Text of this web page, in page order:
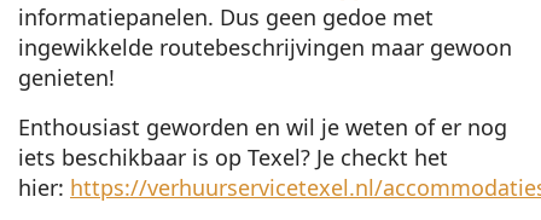
informatiepanelen. Dus geen gedoe met
ingewikkelde routebeschrijvingen maar gewoon
genieten!
Enthousiast geworden en wil je weten of er nog
iets beschikbaar is op Texel? Je checkt het
hier: https://verhuurservicetexel.nl/